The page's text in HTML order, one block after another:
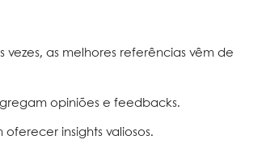
vezes, as melhores referências vêm de
opiniões e feedbacks.
insights valiosos.